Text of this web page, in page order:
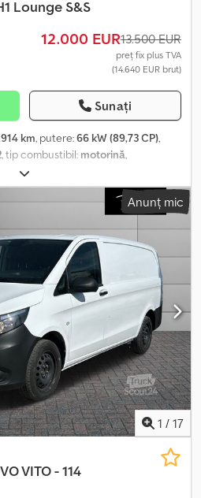
Lounge S&S
12.000 EUR13.500 EUR
preț fix plus TVA
(14.640 EUR brut)
Sunați
km, putere:66 kW (89,73 CP),
, tip combustibil: motorină
alb, tip de angrenaj:
oțel, număr de locuri:3, Dotări:aer
Informațiile prezentate nu constituie
Anunț mic
1 / 17
VITO - 114